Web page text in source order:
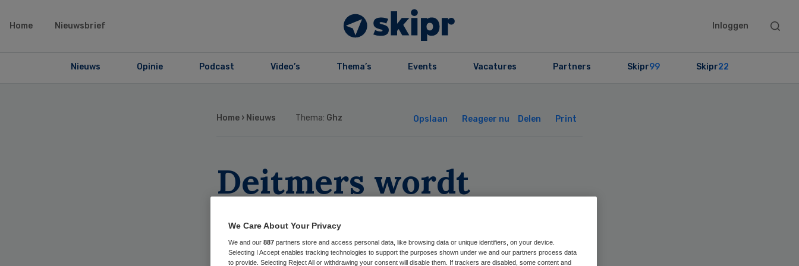
Home Nieuwsbrief Inloggen
Search
Nieuws Opinie Podcast Video’s Thema’s Events Vacatures Partners Skipr99 Skipr22
Home › Nieuws Thema: Ghz Opslaan Reageer nu Delen Print
Deitmers wordt
bestuurder van Het
Adriano Huis
We Care About Your Privacy
We and our 887 partners store and access personal data, like browsing data or unique identifiers, on your device.
Selecting I Accept enables tracking technologies to support the purposes shown under we and our partners process data
to provide. Selecting Reject All or withdrawing your consent will disable them. If trackers are disabled, some content and